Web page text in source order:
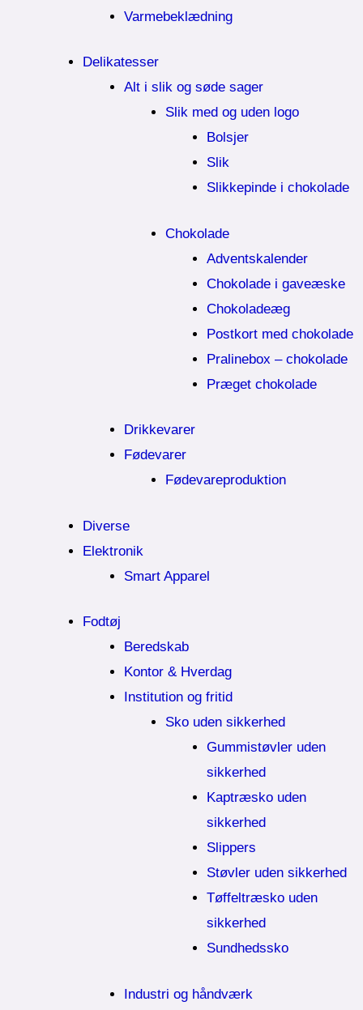
Varmebeklædning
Delikatesser
Alt i slik og søde sager
Slik med og uden logo
Bolsjer
Slik
Slikkepinde i chokolade
Chokolade
Adventskalender
Chokolade i gaveæske
Chokoladeæg
Postkort med chokolade
Pralinebox – chokolade
Præget chokolade
Drikkevarer
Fødevarer
Fødevareproduktion
Diverse
Elektronik
Smart Apparel
Fodtøj
Beredskab
Kontor & Hverdag
Institution og fritid
Sko uden sikkerhed
Gummistøvler uden
sikkerhed
Kaptræsko uden
sikkerhed
Slippers
Støvler uden sikkerhed
Tøffeltræsko uden
sikkerhed
Sundhedssko
Industri og håndværk